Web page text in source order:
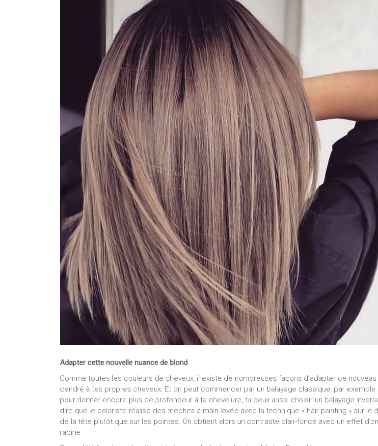
Adapter cette nouvelle nuance de blond
Comme toutes les couleurs de cheveux, il existe de nombreuses façons d’adapter ce nouveau
cendré à tes propres cheveux. Et on peut commencer par un balayage classique, par exemple.
pour donner encore plus de profondeur à ta chevelure, tu peux aussi choisir un balayage
dire que le coloriste réalise des mèches à main levée avec la technique « hair painting » sur le
de la tête plutôt que sur les pointes. On obtient alors un contraste clair-foncé avec un effet
racine.